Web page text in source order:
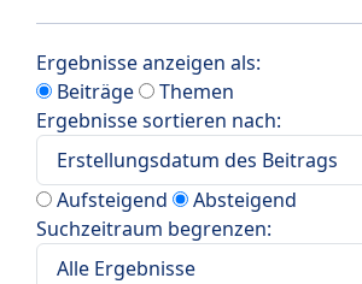
Ergebnisse anzeigen als:
Beiträge
Themen
Ergebnisse sortieren nach:
Aufsteigend
Absteigend
Suchzeitraum begrenzen: